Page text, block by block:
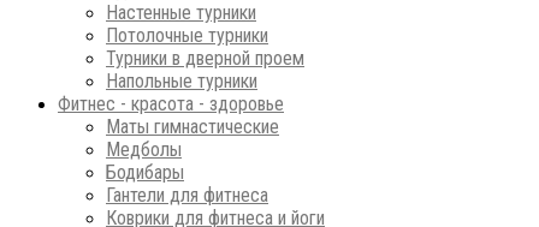
Настенные турники
Потолочные турники
Турники в дверной проем
Напольные турники
Фитнес - красота - здоровье
Маты гимнастические
Медболы
Бодибары
Гантели для фитнеса
Коврики для фитнеса и йоги